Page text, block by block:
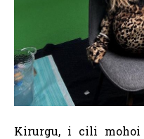
Kirurgu, i cili